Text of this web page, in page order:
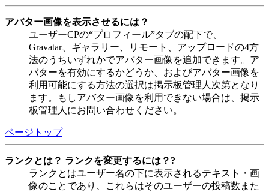
アバター画像を表示させるには？
ユーザーCPの“プロフィール”タブの配下で、
Gravatar、ギャラリー、リモート、アップロードの4方
法のうちいずれかでアバター画像を追加できます。ア
バターを有効にするかどうか、およびアバター画像を
利用可能にする方法の選択は掲示板管理人次第となり
ます。もしアバター画像を利用できない場合は、掲示
板管理人にお問い合わせください。
ページトップ
ランクとは？ ランクを変更するには？?
ランクとはユーザー名の下に表示されるテキスト・画
像のことであり、これらはそのユーザーの投稿数また